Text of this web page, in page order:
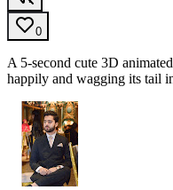
0
A 5-second cute 3D
happily and wagging its tail